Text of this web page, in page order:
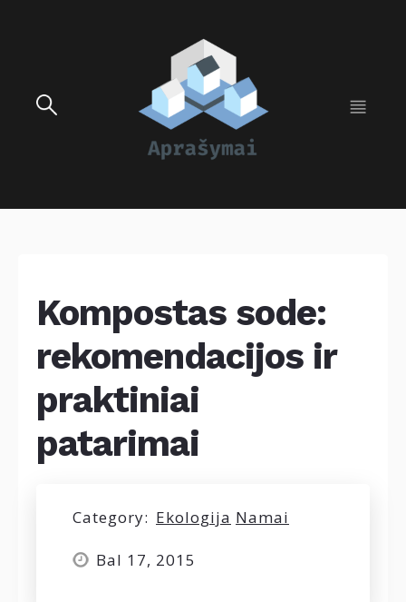
Kompostas sode:
rekomendacijos ir
praktiniai
patarimai
Category: Ekologija Namai
Bal 17, 2015